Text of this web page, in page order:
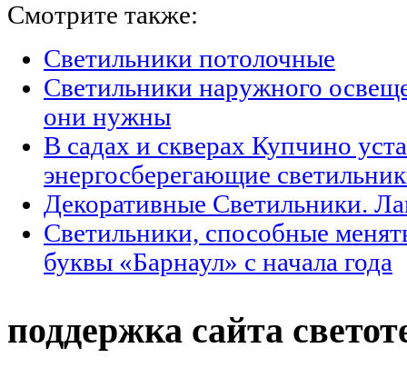
Смотрите также:
Светильники потолочные
Светильники наружного
они нужны
В садах и скверах Купчино
энергосберегающие
Декоративные Светильники.
Светильники, способные
буквы «Барнаул» с начала года
поддержка сайта